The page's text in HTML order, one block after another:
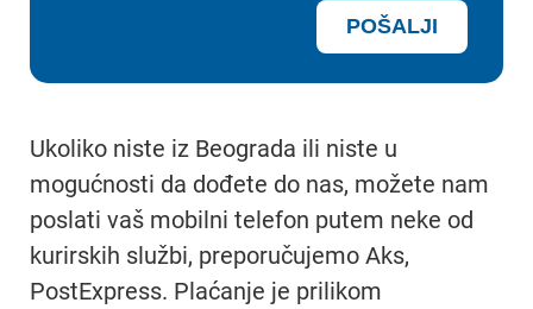
Ukoliko niste iz Beograda ili niste u
mogućnosti da dođete do nas, možete nam
poslati vaš mobilni telefon putem neke od
kurirskih službi, preporučujemo Aks,
PostExpress. Plaćanje je prilikom